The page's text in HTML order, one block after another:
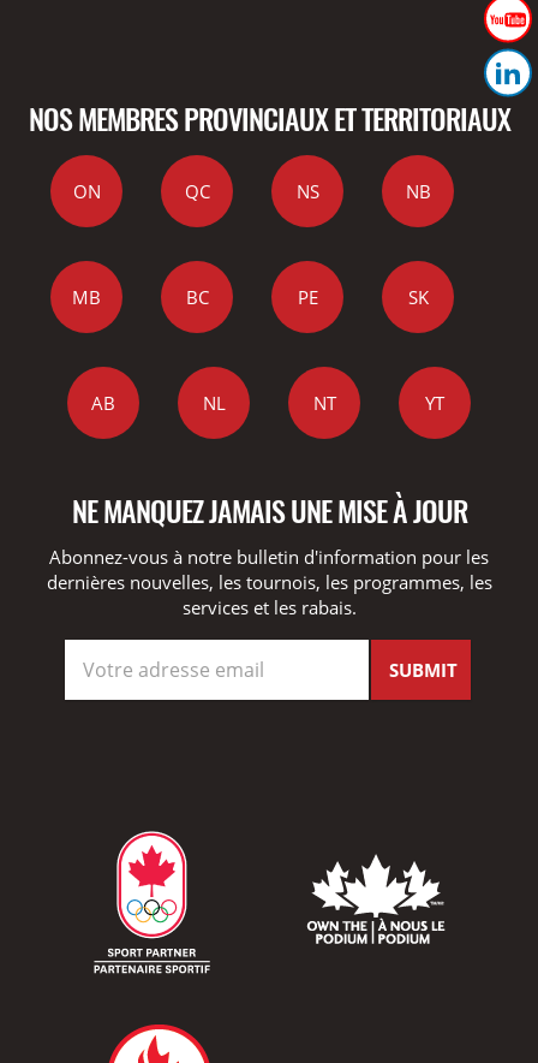
NOS MEMBRES PROVINCIAUX ET TERRITORIAUX
ON QC NS NB
MB BC PE SK
AB NL NT YT
NE MANQUEZ JAMAIS UNE MISE À JOUR
Abonnez-vous à notre bulletin d'information pour les
dernières nouvelles, les tournois, les programmes, les
services et les rabais.